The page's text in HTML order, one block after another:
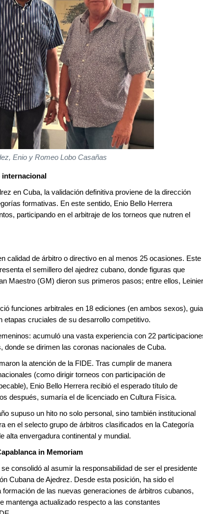
Enio y Romeo Lobo Casañas
en Cuba, la validación definitiva proviene de la dirección
formativas. En este sentido, Enio Bello Herrera
participando en el arbitraje de los torneos que nutren el
calidad de árbitro o directivo en al menos 25 ocasiones. Este
el semillero del ajedrez cubano, donde figuras que
Maestro (GM) dieron sus primeros pasos; entre ellos, Leinier
funciones arbitrales en 18 ediciones (en ambos sexos),
etapas cruciales de su desarrollo competitivo.
acumuló una vasta experiencia con 22
se dirimen las coronas nacionales de Cuba.
la atención de la FIDE. Tras cumplir de manera
(como dirigir torneos con participación de
Enio Bello Herrera recibió el esperado título de
después, sumaría el de licenciado en Cultura Física.
supuso un hito no solo personal, sino también institucional
en el selecto grupo de árbitros clasificados en la Categoría
alta envergadura continental y mundial.
in Memoriam
consolidó al asumir la responsabilidad de ser el presidente
Cubana de Ajedrez. Desde esta posición, ha sido el
de las nuevas generaciones de árbitros cubanos,
mantenga actualizado respecto a las constantes